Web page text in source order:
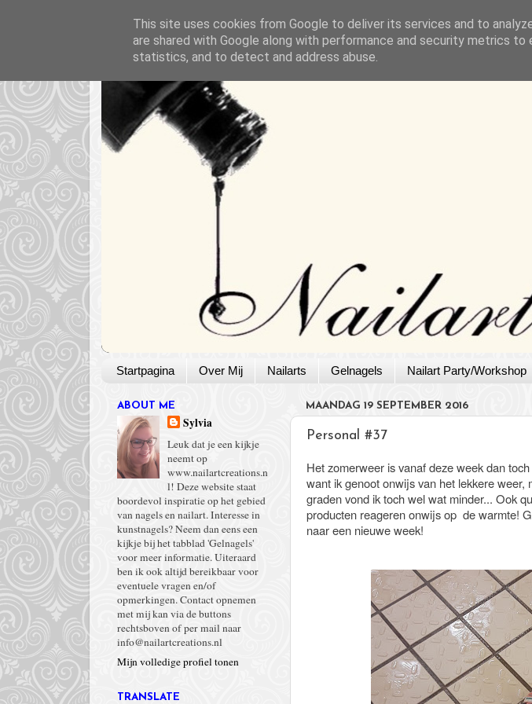
Startpagina Over Mij Nailarts Gelnagels Nailart Party/Workshop
MAANDAG 19 SEPTEMBER 2016
Personal #37
Het zomerweer is vanaf deze week dan
want ik genoot onwijs van het lekkere
graden vond ik toch wel wat minder... Ook
producten reageren onwijs op de warmte!
naar een nieuwe week!
ABOUT ME
Sylvia
Leuk dat je een kijkje
neemt op
www.nailartcreations.n
l! Deze website staat
boordevol inspiratie op het gebied
van nagels en nailart. Interesse in
kunstnagels? Neem dan eens een
kijkje bij het tabblad 'Gelnagels'
voor meer informatie. Uiteraard
ben ik ook altijd bereikbaar voor
eventuele vragen en/of
opmerkingen. Contact opnemen
met mij kan via de buttons
rechtsboven of per mail naar
info@nailartcreations.nl
Mijn volledige profiel tonen
TRANSLATE
This site uses cookies from Google to deliver its services and to
are shared with Google along with performance and security metrics to
statistics, and to detect and address abuse.